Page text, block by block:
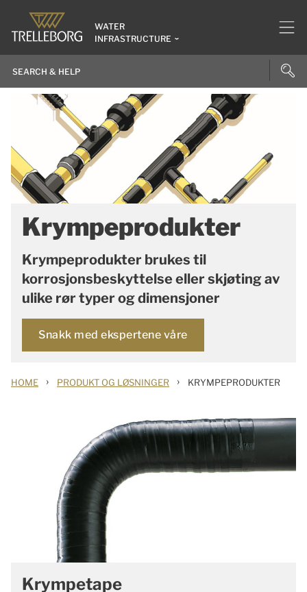
WATER
INFRASTRUCTURE
Krympeprodukter
Krympeprodukter brukes til
korrosjonsbeskyttelse eller skjøting av
ulike rør typer og dimensjoner
Snakk med ekspertene våre
HOME › PRODUKT OG LØSNINGER › KRYMPEPRODUKTER
Krympetape